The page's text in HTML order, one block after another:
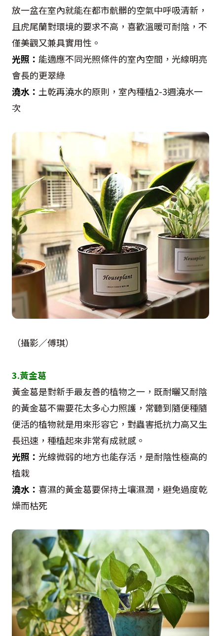
放一盆在室內就能在都市骯髒的空氣中呼吸清新，
且虎尾蘭對環境的要求不高，喜歡溫暖可耐陰，不
僅美觀又兼具實用性。
光照： 能適應不同光照條件的室內空間，光線明亮
會長的更翠綠
澆水： 土乾再澆水的原則，室內種植2-3週澆水一
次
（攝影／傅琪）
3.黃金葛
黃金葛是對新手最友善的植物之一，既耐曬又耐陰
的黃金葛不需要花太多心力照護，常聽到隨便種隨
便活的植物就是用來形容它，對蟲害抵抗力高又生
長迅速，種植起來非常有成就感。
光照： 光線微弱的地方也能存活，是耐陰性極高的
植栽
澆水： 喜濕的黃金葛要保持土壤濕潤，避免過度乾
燥而枯死